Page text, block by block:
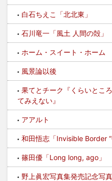
白石ちえこ「北北東」
石川竜一「風土 人間の殻」
ホーム・スイート・ホーム
風景論以後
果てとチーク『くらいとこ
てみえない』
アアルト
和田悟志「Invisible Border
篠田優「Long long, ago」
野上眞宏写真集発売記念写